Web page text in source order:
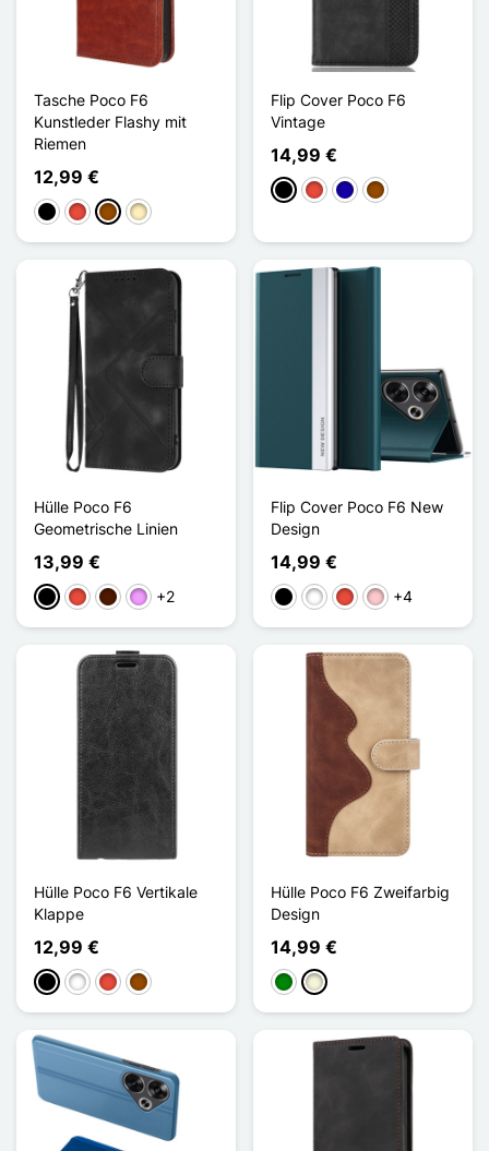
Tasche Poco F6
Kunstleder Flashy mit
Riemen
12,99 €
Schwarz
Rot BraunGolden
Flip Cover Poco F6
Vintage
14,99 €
Schwarz
Rot Dunkelblau
Braun
Hülle Poco F6
Geometrische Linien
13,99 €
Schwarz
Rot Dunkelbraun
Hellviolett
+2
Flip Cover Poco F6 New
Design
14,99 €
Schwarz
WeißRot Pink+4
Hülle Poco F6 Vertikale
Klappe
12,99 €
Schwarz
WeißRot Braun
Hülle Poco F6 Zweifarbig
Design
14,99 €
GrünBeige